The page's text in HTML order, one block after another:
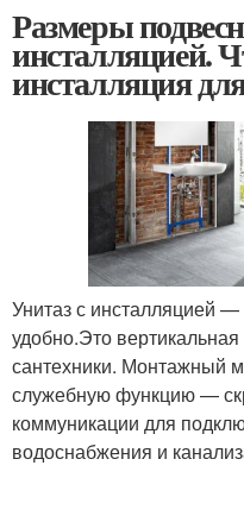
Размеры
инсталляцией.
инсталляция
Унитаз с инсталляцией
удобно.Это
сантехники. Монтажный
служебную функцию —
коммуникации для
водоснабжения и